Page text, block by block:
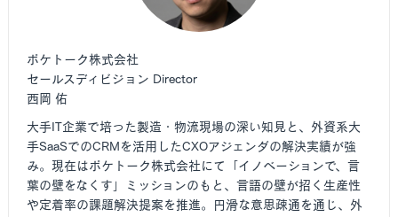
ポケトーク株式会社
セールスディビジョン Director
西岡 佑
大手IT企業で培った製造・物流現場の深い知見と、外資系大
手SaaSでのCRMを活用したCXOアジェンダの解決実績が強
み。現在はポケトーク株式会社にて「イノベーションで、言
葉の壁をなくす」ミッションのもと、言語の壁が招く生産性
や定着率の課題解決提案を推進。円滑な意思疎通を通じ、外